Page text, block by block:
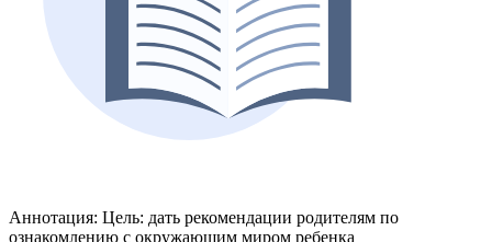
Аннотация: Цель: дать рекомендации родителям по
ознакомлению с окружающим миром ребенка